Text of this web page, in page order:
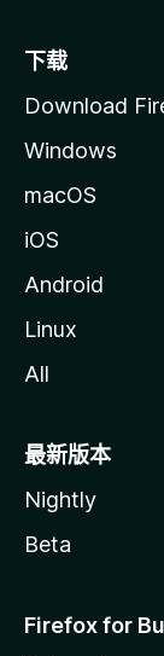
下载
Download
Windows
macOS
iOS
Android
Linux
All
最新版本
Nightly
Beta
Firefox for